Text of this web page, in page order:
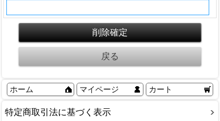
ホーム マイページ カート
特定商取引法に基づく表示